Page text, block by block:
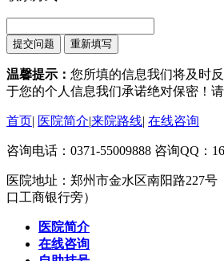
温馨提示： 您所填的信息我们将及时
于您的个人信息我们承诺绝对保密！请
首页| 医院简介|来院路线| 在线咨询
咨询电话：0371-55009888 咨询QQ：
医院地址：郑州市金水区南阳路227号
口工商银行旁）
医院简介
在线咨询